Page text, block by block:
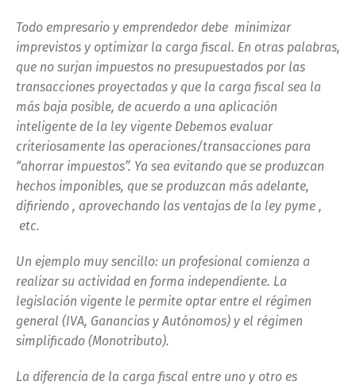
Todo empresario y emprendedor debe minimizar
imprevistos y optimizar la carga fiscal. En otras palabras,
que no surjan impuestos no presupuestados por las
transacciones proyectadas y que la carga fiscal sea la
más baja posible, de acuerdo a una aplicación
inteligente de la ley vigente Debemos evaluar
criteriosamente las operaciones/transacciones para
“ahorrar impuestos”. Ya sea evitando que se produzcan
hechos imponibles, que se produzcan más adelante,
difiriendo , aprovechando las ventajas de la ley pyme ,
etc.
Un ejemplo muy sencillo: un profesional comienza a
realizar su actividad en forma independiente. La
legislación vigente le permite optar entre el régimen
general (IVA, Ganancias y Autónomos) y el régimen
simplificado (Monotributo).
La diferencia de la carga fiscal entre uno y otro es